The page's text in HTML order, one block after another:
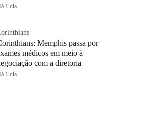
1 dia
Memphis passa por
médicos em meio à
com a diretoria
1 dia